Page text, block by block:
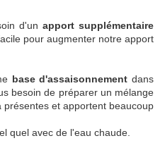
d'un apport supplémentaire
pour augmenter notre apport
base d'assaisonnement dans
besoin de préparer un mélange
et apportent beaucoup
quel avec de l'eau chaude.